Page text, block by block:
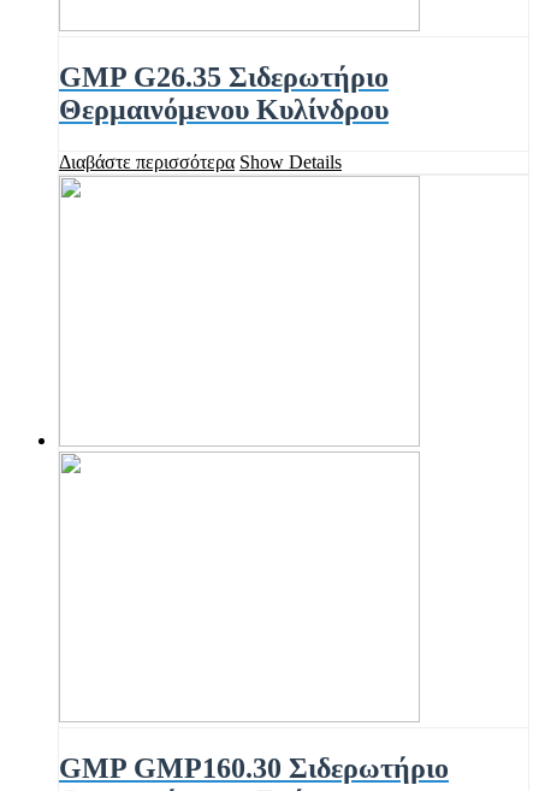
GMP G26.35 Σιδερωτήριο
Θερμαινόμενου Κυλίνδρου
Διαβάστε περισσότερα Show Details
GMP GMP160.30 Σιδερωτήριο